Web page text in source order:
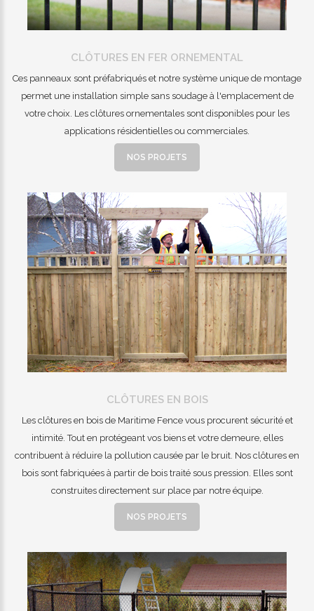
CLÔTURES EN FER ORNEMENTAL
Ces panneaux sont préfabriqués et notre système unique de montage
permet une installation simple sans soudage à l'emplacement de
votre choix. Les clôtures ornementales sont disponibles pour les
applications résidentielles ou commerciales.
NOS PROJETS
CLÔTURES EN BOIS
Les clôtures en bois de Maritime Fence vous procurent sécurité et
intimité. Tout en protégeant vos biens et votre demeure, elles
contribuent à réduire la pollution causée par le bruit. Nos clôtures en
bois sont fabriquées à partir de bois traité sous pression. Elles sont
construites directement sur place par notre équipe.
NOS PROJETS